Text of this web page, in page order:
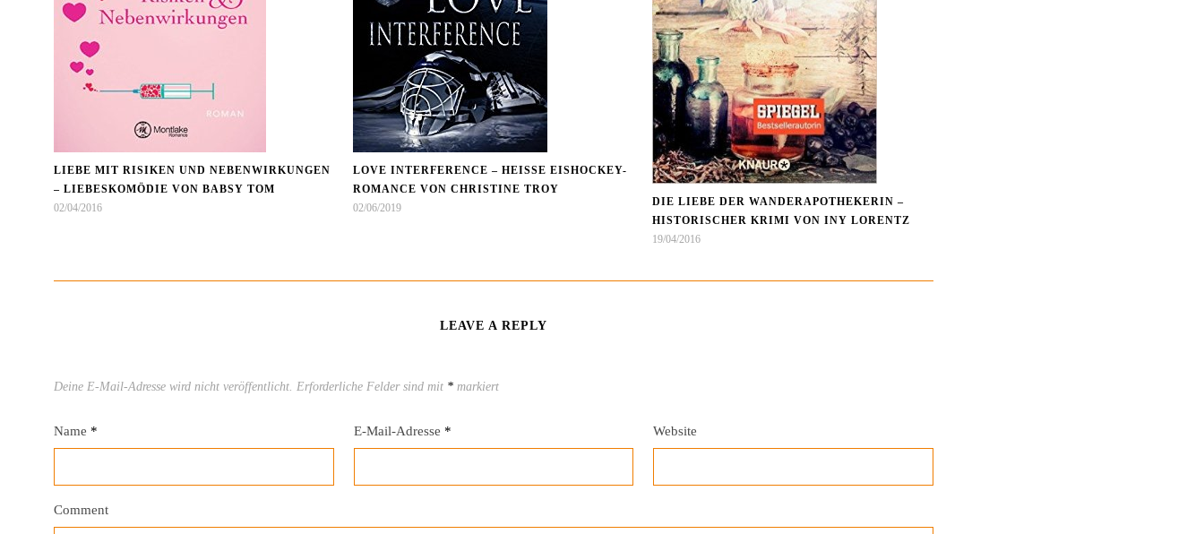
LIEBE MIT RISIKEN UND NEBENWIRKUNGEN
– LIEBESKOMÖDIE VON BABSY TOM
02/04/2016
LOVE INTERFERENCE – HEISSE EISHOCKEY-R
OMANCE VON CHRISTINE TROY
02/06/2019
DIE LIEBE DER WANDERAPOTHEKERIN –
HISTORISCHER KRIMI VON INY LORENTZ
19/04/2016
LEAVE A REPLY
Deine E-Mail-Adresse wird nicht veröffentlicht. Erforderliche Felder sind mit * markiert
Name * E-Mail-Adresse * Website
Comment